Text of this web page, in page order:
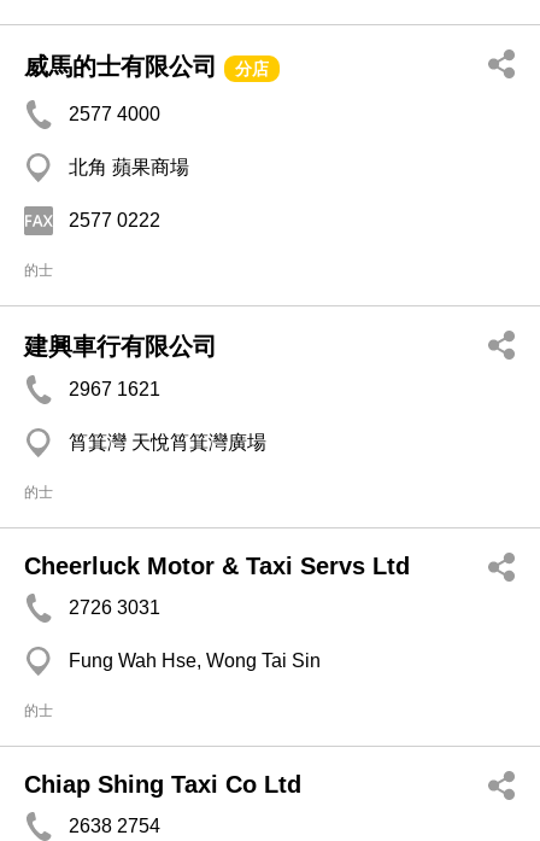
威馬的士有限公司 分店
2577 4000
北角 蘋果商場
2577 0222
的士
建興車行有限公司
2967 1621
筲箕灣 天悅筲箕灣廣場
的士
Cheerluck Motor & Taxi Servs Ltd
2726 3031
Fung Wah Hse, Wong Tai Sin
的士
Chiap Shing Taxi Co Ltd
2638 2754